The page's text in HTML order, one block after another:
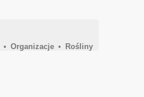
• Organizacje •
Rośliny